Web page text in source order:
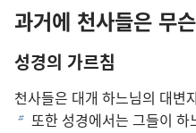
과거에 천사들은 무
성경의 가르침
천사들은 대개 하느님의 대변
b 또한 성경에서는 그들이